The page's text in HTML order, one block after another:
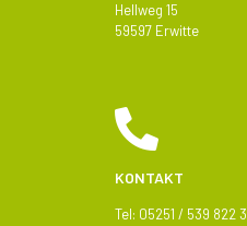
Hellweg 15
59597 Erwitte
KONTAKT
Tel: 05251 / 539 822 3